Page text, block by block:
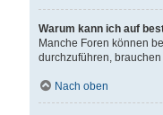
Warum kann ich auf
Manche Foren können
durchzuführen,
Nach oben